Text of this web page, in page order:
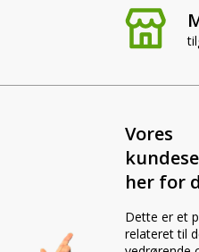
Vores
her for
Dette er et
relateret til